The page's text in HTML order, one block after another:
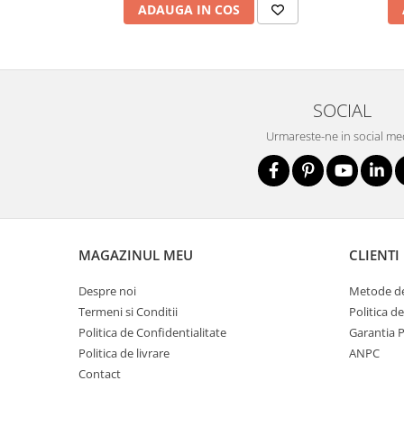
Salopete cu pieptar
îmbrăcăminte pentru damă
Rezistent la flacăra
Vizibilitate înalta hi-vis
îmbrăcăminte asistente/doctori
ADAUGA IN COS
SOCIAL
Urmareste-ne in social
MAGAZINUL MEU
Despre noi
Termeni si Conditii
Politica de Confidentialitate
Politica de livrare
Contact
CLIENTI
Metode
Politica
Garantia
ANPC